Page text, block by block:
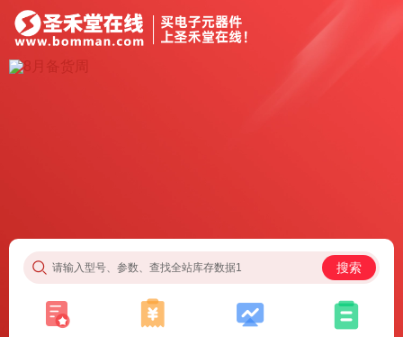
请输入型号、参数、查找全站库存数据1 搜索